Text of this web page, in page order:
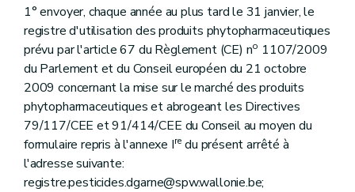
1° envoyer, chaque année au plus tard le 31 janvier, le
registre d'utilisation des produits phytopharmaceutiques
prévu par l'article 67 du Règlement (CE) no 1107/2009
du Parlement et du Conseil européen du 21 octobre
2009 concernant la mise sur le marché des produits
phytopharmaceutiques et abrogeant les Directives
79/117/CEE et 91/414/CEE du Conseil au moyen du
formulaire repris à l'annexe Ire du présent arrêté à
l'adresse suivante:
registre.pesticides.dgarne@spw.wallonie.be;